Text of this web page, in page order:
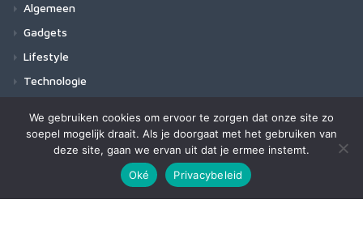
Algemeen
Gadgets
Lifestyle
Technologie
ThemeVision
We gebruiken cookies om ervoor te zorgen dat onze site zo
soepel mogelijk draait. Als je doorgaat met het gebruiken van
deze site, gaan we ervan uit dat je ermee instemt.
Oké
Privacybeleid